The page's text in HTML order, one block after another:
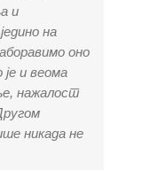
и
на
оно
и веома
нажалост
никада не